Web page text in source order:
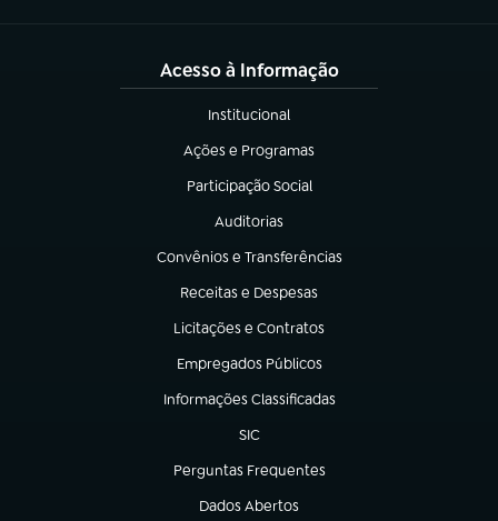
Acesso à Informação
Institucional
(abre em nova aba)
Ações e Programas
(abre em nova aba)
Participação Social
(abre em nova aba)
Auditorias
(abre em nova aba)
Convênios e Transferências
(abre em nova aba)
Receitas e Despesas
(abre em nova aba)
Licitações e Contratos
(abre em nova aba)
Empregados Públicos
(abre em nova aba)
Informações Classificadas
(abre em nova aba)
SIC
(abre em nova aba)
Perguntas Frequentes
(abre em nova aba)
Dados Abertos
(abre em nova aba)